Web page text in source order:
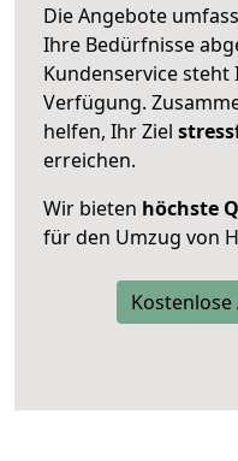
Die Angebote
Ihre Bedürfnisse
Kundenservice
Verfügung.
helfen, Ihr Ziel
erreichen.
Wir bieten höchste
für den Umzug von